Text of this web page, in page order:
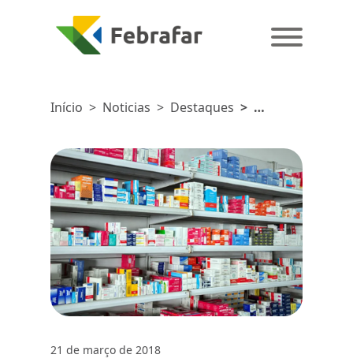
Início > Noticias > Destaques >
terão
aumentos
médios de
2,43%,
informa
CMED
21 de março de 2018